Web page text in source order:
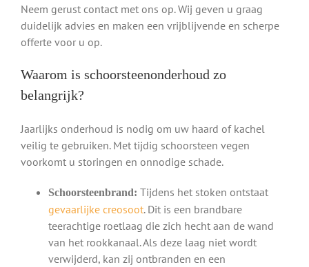
Neem gerust contact met ons op. Wij geven u graag
duidelijk advies en maken een vrijblijvende en scherpe
offerte voor u op.
Waarom is schoorsteenonderhoud zo
belangrijk?
Jaarlijks onderhoud is nodig om uw haard of kachel
veilig te gebruiken. Met tijdig schoorsteen vegen
voorkomt u storingen en onnodige schade.
Schoorsteenbrand: Tijdens het stoken ontstaat
gevaarlijke creosoot. Dit is een brandbare
teerachtige roetlaag die zich hecht aan de wand
van het rookkanaal. Als deze laag niet wordt
verwijderd, kan zij ontbranden en een